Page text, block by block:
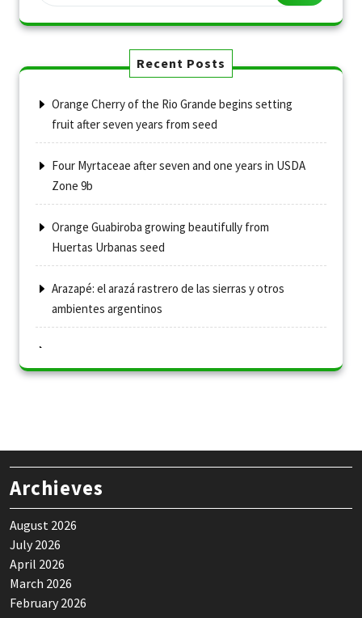
Recent Posts
Orange Cherry of the Rio Grande begins setting
fruit after seven years from seed
Four Myrtaceae after seven and one years in USDA
Zone 9b
Orange Guabiroba growing beautifully from
Huertas Urbanas seed
Arazapé: el arazá rastrero de las sierras y otros
ambientes argentinos
Archieves
August 2026
July 2026
April 2026
March 2026
February 2026